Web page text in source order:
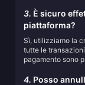
3. È sicuro
piattaforma?
Sì, utilizziamo la
tutte le
pagamento sono
4. Posso